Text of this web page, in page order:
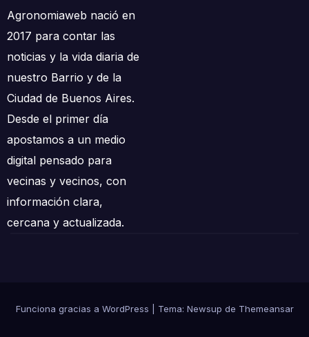
Agronomiaweb nació en
2017 para contar las
noticias y la vida diaria de
nuestro Barrio y de la
Ciudad de Buenos Aires.
Desde el primer día
apostamos a un medio
digital pensado para
vecinas y vecinos, con
información clara,
cercana y actualizada.
Funciona gracias a WordPress Tema: Newsup de Themeansar